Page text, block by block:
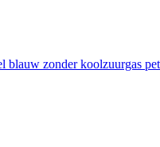
blauw zonder koolzuurgas